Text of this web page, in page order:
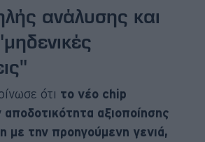
ανάλυσης και
ότι το νέο chip
αποδοτικότητα αξιοποίησης
με την προηγούμενη γενιά,